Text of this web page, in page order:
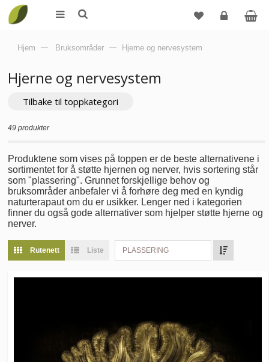
Hjem — Bruksområder — Hjerne og nervesystem
Hjerne og nervesystem
Tilbake til toppkategori
49 produkter
Produktene som vises på toppen er de beste alternativene i
sortimentet for å støtte hjernen og nerver, hvis sortering står
som "plassering". Grunnet forskjellige behov og
bruksområder anbefaler vi å forhøre deg med en kyndig
naturterapaut om du er usikker. Lenger ned i kategorien
finner du også gode alternativer som hjelper støtte hjerne og
nerver.
Rutenett Liste PLASSERING